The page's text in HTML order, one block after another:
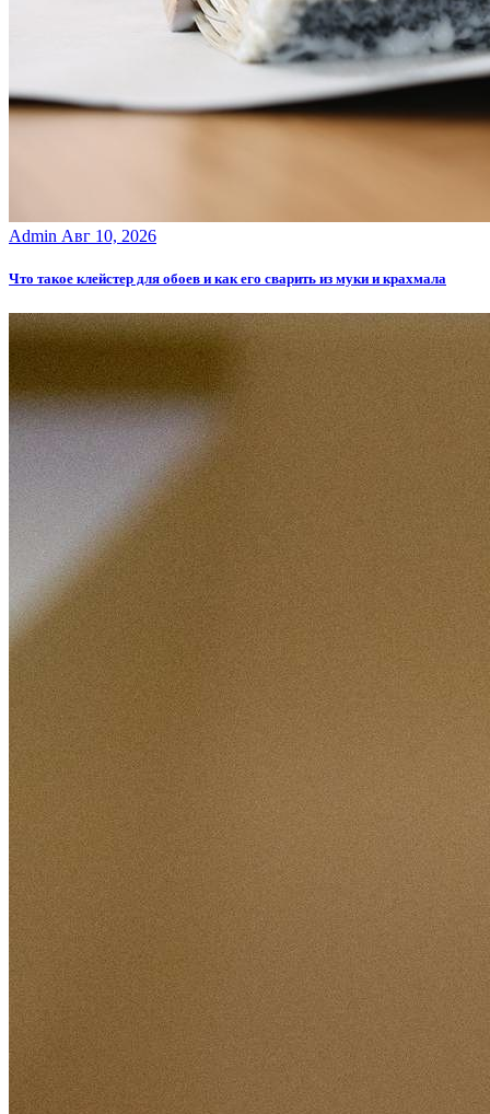
Admin Авг 10, 2026
Что такое клейстер для обоев и как его сварить из муки и крахмала